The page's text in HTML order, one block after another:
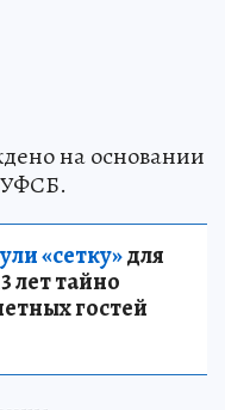
на основании
УФСБ.
«сетку»для
лет тайно
гостей